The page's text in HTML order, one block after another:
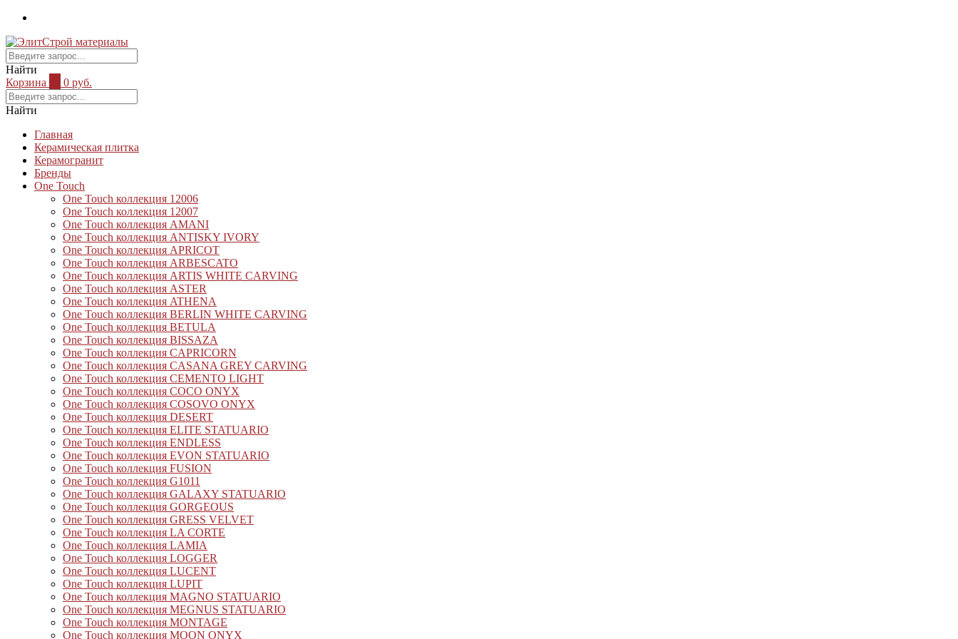
Найти
Корзина
0 руб.
Найти
Главная
Керамическая плитка
Керамогранит
Бренды
One Touch
One Touch коллекция 12006
One Touch коллекция 12007
One Touch коллекция AMANI
One Touch коллекция ANTISKY IVORY
One Touch коллекция APRICOT
One Touch коллекция ARBESCATO
One Touch коллекция ARTIS WHITE CARVING
One Touch коллекция ASTER
One Touch коллекция ATHENA
One Touch коллекция BERLIN WHITE CARVING
One Touch коллекция BETULA
One Touch коллекция BISSAZA
One Touch коллекция CAPRICORN
One Touch коллекция CASANA GREY CARVING
One Touch коллекция CEMENTO LIGHT
One Touch коллекция COCO ONYX
One Touch коллекция COSOVO ONYX
One Touch коллекция DESERT
One Touch коллекция ELITE STATUARIO
One Touch коллекция ENDLESS
One Touch коллекция EVON STATUARIO
One Touch коллекция FUSION
One Touch коллекция G1011
One Touch коллекция GALAXY STATUARIO
One Touch коллекция GORGEOUS
One Touch коллекция GRESS VELVET
One Touch коллекция LA CORTE
One Touch коллекция LAMIA
One Touch коллекция LOGGER
One Touch коллекция LUCENT
One Touch коллекция LUPIT
One Touch коллекция MAGNO STATUARIO
One Touch коллекция MEGNUS STATUARIO
One Touch коллекция MONTAGE
One Touch коллекция MOON ONYX